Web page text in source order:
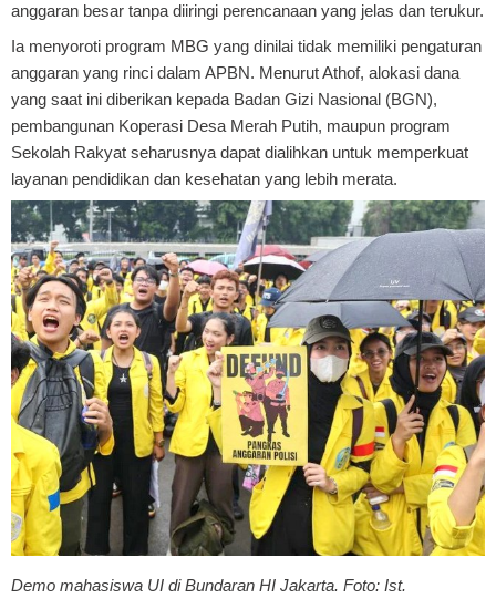
anggaran besar tanpa diiringi perencanaan yang jelas dan terukur.
Ia menyoroti program MBG yang dinilai tidak memiliki pengaturan
anggaran yang rinci dalam APBN. Menurut Athof, alokasi dana
yang saat ini diberikan kepada Badan Gizi Nasional (BGN),
pembangunan Koperasi Desa Merah Putih, maupun program
Sekolah Rakyat seharusnya dapat dialihkan untuk memperkuat
layanan pendidikan dan kesehatan yang lebih merata.
Demo mahasiswa UI di Bundaran HI Jakarta. Foto: Ist.